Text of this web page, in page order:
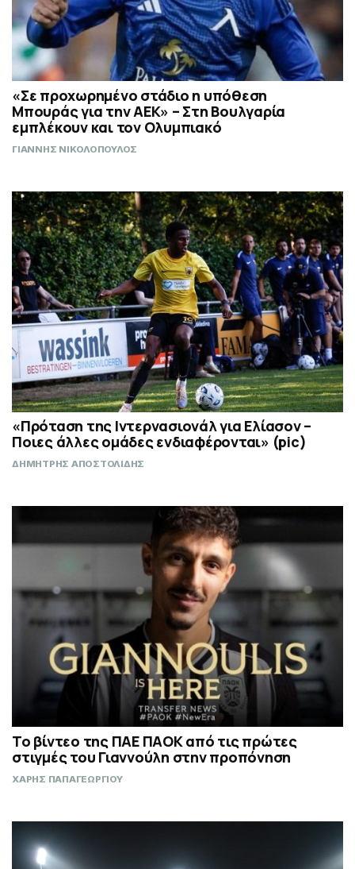
«Σε προχωρημένο στάδιο η υπόθεση
Μπουράς για την ΑΕΚ» – Στη Βουλγαρία
εμπλέκουν και τον Ολυμπιακό
ΓΙΑΝΝΗΣ ΝΙΚΟΛΟΠΟΥΛΟΣ
«Πρόταση της Ιντερνασιονάλ για Ελίασον –
Ποιες άλλες ομάδες ενδιαφέρονται» (pic)
ΔΗΜΗΤΡΗΣ ΑΠΟΣΤΟΛΙΔΗΣ
Το βίντεο της ΠΑΕ ΠΑΟΚ από τις πρώτες
στιγμές του Γιαννούλη στην προπόνηση
ΧΑΡΗΣ ΠΑΠΑΓΕΩΡΓΙΟΥ